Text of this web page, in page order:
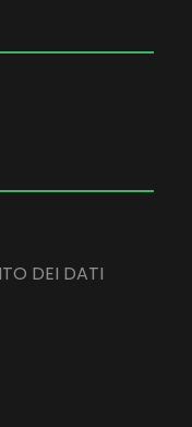
DEI DATI